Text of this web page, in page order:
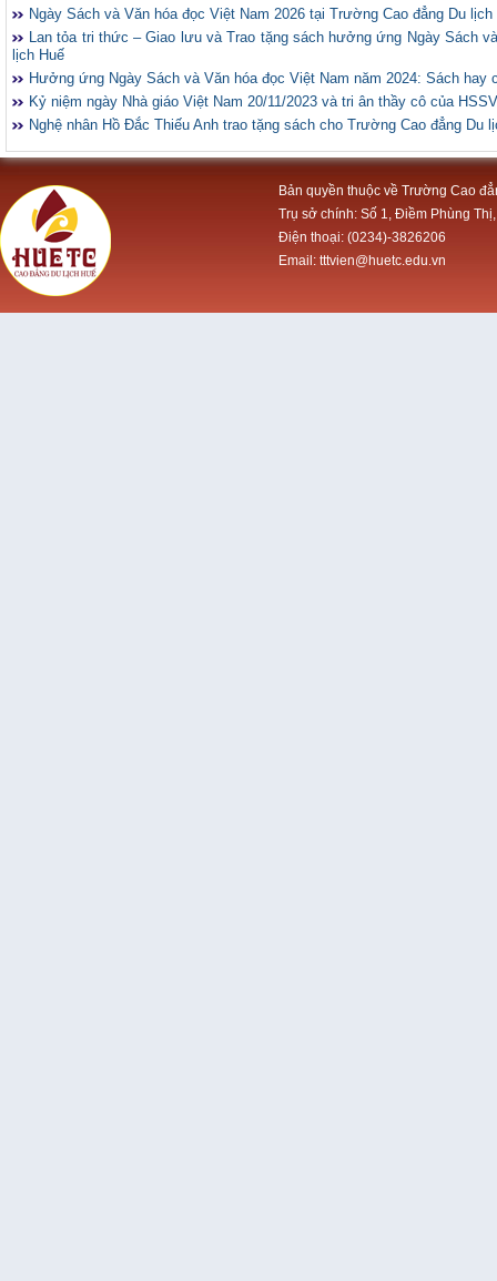
Ngày Sách và Văn hóa đọc Việt Nam 2026 tại Trường Cao đẳng Du lịch
Lan tỏa tri thức – Giao lưu và Trao tặng sách hưởng ứng Ngày Sách
lịch Huế
Hưởng ứng Ngày Sách và Văn hóa đọc Việt Nam năm 2024: Sách hay
Kỷ niệm ngày Nhà giáo Việt Nam 20/11/2023 và tri ân thầy cô của
Nghệ nhân Hồ Đắc Thiếu Anh trao tặng sách cho Trường Cao đẳng Du
Bản quyền thuộc về Trường Cao
Trụ sở chính: Số 1, Điềm Phùng
Điện thoại: (0234)-3826206
Email: tttvien@huetc.edu.vn